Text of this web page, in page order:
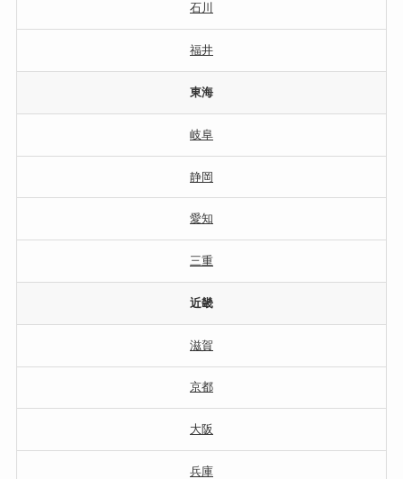
石川
福井
東海
岐阜
静岡
愛知
三重
近畿
滋賀
京都
大阪
兵庫